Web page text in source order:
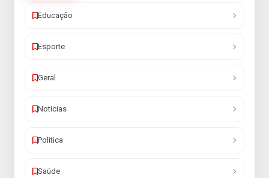
Educação
Esporte
Geral
Noticias
Politica
Saúde